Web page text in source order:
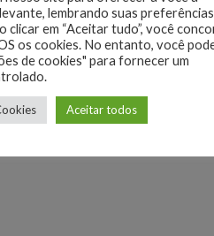
lembrando suas
clicar em “Aceitar tudo”, você
os cookies. No entanto, você
de cookies" para fornecer um
Aceitar todos